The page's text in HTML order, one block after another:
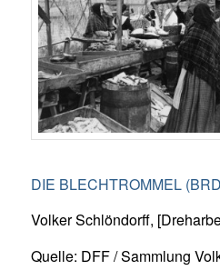
DIE BLECHTROMMEL
Volker Schlöndorff,
Quelle: DFF / Sammlung